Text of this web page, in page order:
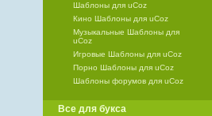
Шаблоны для uCoz
Кино Шаблоны для uCoz
Музыкальные Шаблоны для
uCoz
Игровые Шаблоны для uCoz
Порно Шаблоны для uCoz
Шаблоны форумов для uCoz
Все для букса